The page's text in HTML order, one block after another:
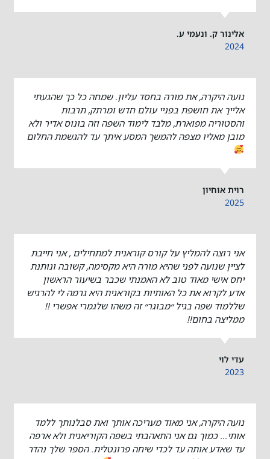
אלינור ק. ונעמי ע.
2024
נועה היקרה, את מורה בחסד עליון. שמחה כל כך שהגעתי
אלייך את חושפת בפניי עולם חדש ומרתק, תרבות
והסטוריה מפוארת, מלבד לימוד השפה וזה בונוס אדיר ולא
מובן מאליו מצפה להמשך המסע איתך עד להגשמת החלום
רוית אוחיון
2025
אני רוצה להמליץ על קורס קוראנית למתחילים , אני חייבת
לציין שנועה לפני שהיא מורה היא מקסימה, קשובה ונותנת
יחס אישי מאוד טוב לא האמנתי שכבר בשיעור הראשון
אדע לקרוא את כל האותיות בקוראנית היא גרמה לי להרגיש
שללמוד שפה בגיל ״מבוגר״ זה משהו שלגמרי אפשרי !!
ממליצה בחום!!
עדי לוי
2023
נועה היקרה, אני מאוד מעריכה אותך ואת סבלנותך ללמד
אותי... כמוך גם אני התאהבתי בשפה הקוריאנית ולא ארפה
עד שאדע אותה עד לכדי שיחה פרונטלית. הספר שלך נהדר